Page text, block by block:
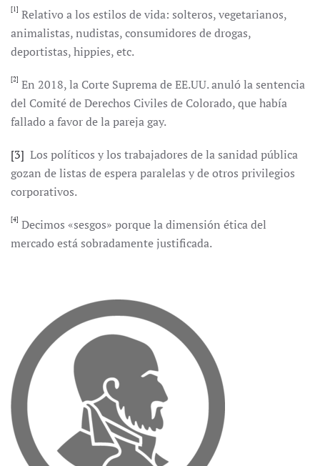
[1] Relativo a los estilos de vida: solteros, vegetarianos,
animalistas, nudistas, consumidores de drogas,
deportistas, hippies, etc.
[2] En 2018, la Corte Suprema de EE.UU. anuló la sentencia
del Comité de Derechos Civiles de Colorado, que había
fallado a favor de la pareja gay.
[3] Los políticos y los trabajadores de la sanidad pública
gozan de listas de espera paralelas y de otros privilegios
corporativos.
[4] Decimos «sesgos» porque la dimensión ética del
mercado está sobradamente justificada.